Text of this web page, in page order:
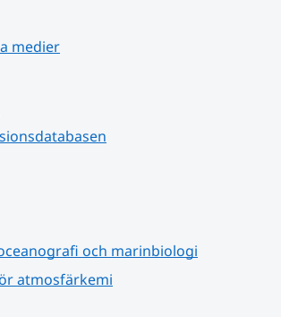
medier
och marinbiologi
atmosfärkemi